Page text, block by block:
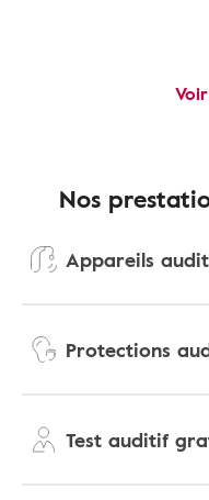
Nos
Appareils
Protections
Test auditif